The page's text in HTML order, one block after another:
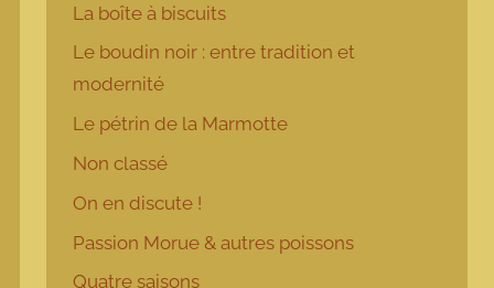
La boîte à biscuits
Le boudin noir : entre tradition et
modernité
Le pétrin de la Marmotte
Non classé
On en discute !
Passion Morue & autres poissons
Quatre saisons